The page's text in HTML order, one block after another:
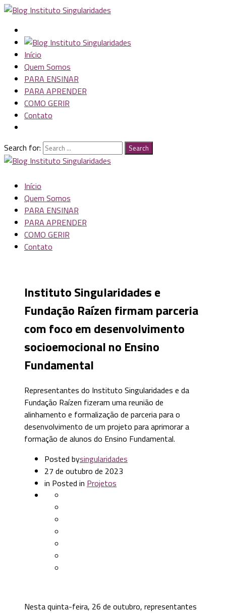
Início
Quem Somos
PARA ENSINAR
PARA APRENDER
COMO GERIR
Contato
Search for: Search
Início
Quem Somos
PARA ENSINAR
PARA APRENDER
COMO GERIR
Contato
Instituto Singularidades e
Fundação Raízen firmam parceria
com foco em desenvolvimento
socioemocional no Ensino
Fundamental
Representantes do Instituto Singularidades e da
Fundação Raízen fizeram uma reunião de
alinhamento e formalização de parceria para o
desenvolvimento de um projeto para aprimorar a
formação de alunos do Ensino Fundamental.
Posted bysingularidades
27 de outubro de 2023
in Posted in Projetos
Nesta quinta-feira, 26 de outubro, representantes